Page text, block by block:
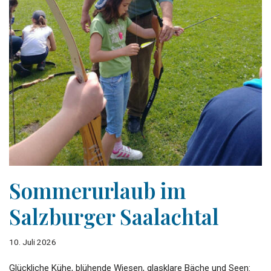
Sommerurlaub im
Salzburger Saalachtal
10. Juli 2026
Glückliche Kühe, blühende Wiesen, glasklare Bäche und Seen: